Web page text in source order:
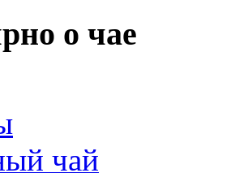
о чае
чай